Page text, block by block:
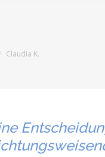
Claudia K.